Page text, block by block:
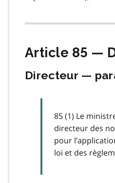
Article 85 —
Directeur —
85 (1) Le
directeur des
pour
loi et des